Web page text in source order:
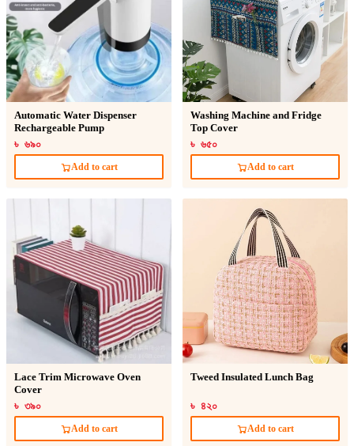
Automatic Water Dispenser
Rechargeable Pump
৳ ৬৯০
Add to cart
Washing Machine and Fridge
Top Cover
৳ ৬৫০
Add to cart
Lace Trim Microwave Oven
Cover
৳ ৩৯০
Add to cart
Tweed Insulated Lunch Bag
৳ ৪২০
Add to cart